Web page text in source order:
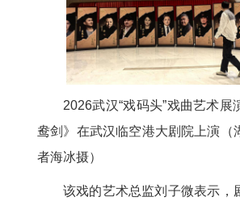
2026武汉“戏码头”戏曲艺术展
鸯剑》在武汉临空港大剧院上演（
者海冰摄）
该戏的艺术总监刘子微表示，